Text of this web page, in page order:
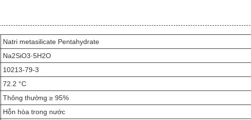
Natri metasilicate Pentahydrate
Na2SiO3·5H2O
10213-79-3
72.2 °C
Thông thường ≥ 95%
Hỗn hòa trong nước